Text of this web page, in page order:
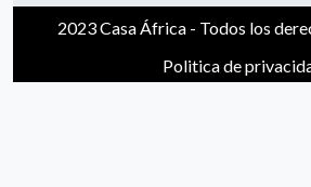
2023 Casa África - Todos los
Politica de